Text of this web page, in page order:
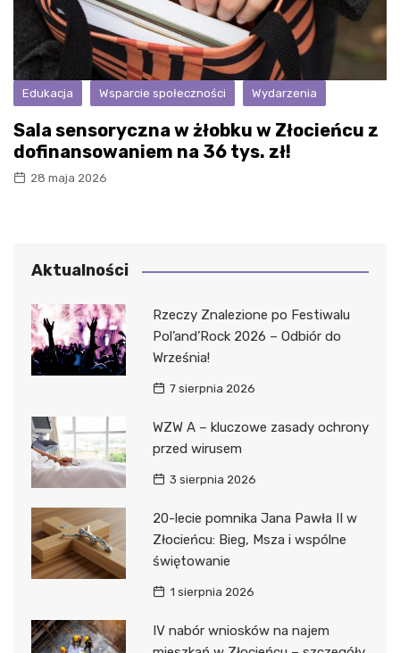
Edukacja Wsparcie społeczności Wydarzenia
Sala sensoryczna w żłobku w Złocieńcu z
dofinansowaniem na 36 tys. zł!
28 maja 2026
Aktualności
Rzeczy Znalezione po Festiwalu
Pol’and’Rock 2026 – Odbiór do
Września!
7 sierpnia 2026
WZW A – kluczowe zasady ochrony
przed wirusem
3 sierpnia 2026
20-lecie pomnika Jana Pawła II w
Złocieńcu: Bieg, Msza i wspólne
świętowanie
1 sierpnia 2026
IV nabór wniosków na najem